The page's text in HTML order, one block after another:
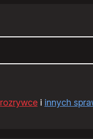
rozrywcei innych